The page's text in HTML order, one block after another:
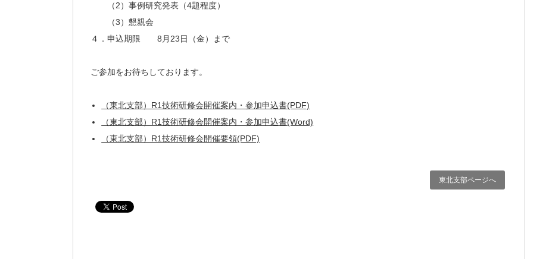
（2）事例研究発表（4題程度）
（3）懇親会
４．申込期限 8月23日（金）まで
ご参加をお待ちしております。
（東北支部）R1技術研修会開催案内・参加申込書(PDF)
（東北支部）R1技術研修会開催案内・参加申込書(Word)
（東北支部）R1技術研修会開催要領(PDF)
東北支部ページへ